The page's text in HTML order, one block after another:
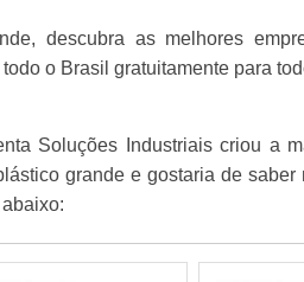
descubra as melhores
o Brasil gratuitamente para
Soluções Industriais criou a
grande e gostaria de